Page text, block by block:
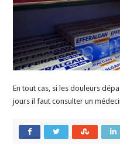
En tout cas, si les douleurs
jours il faut consulter un